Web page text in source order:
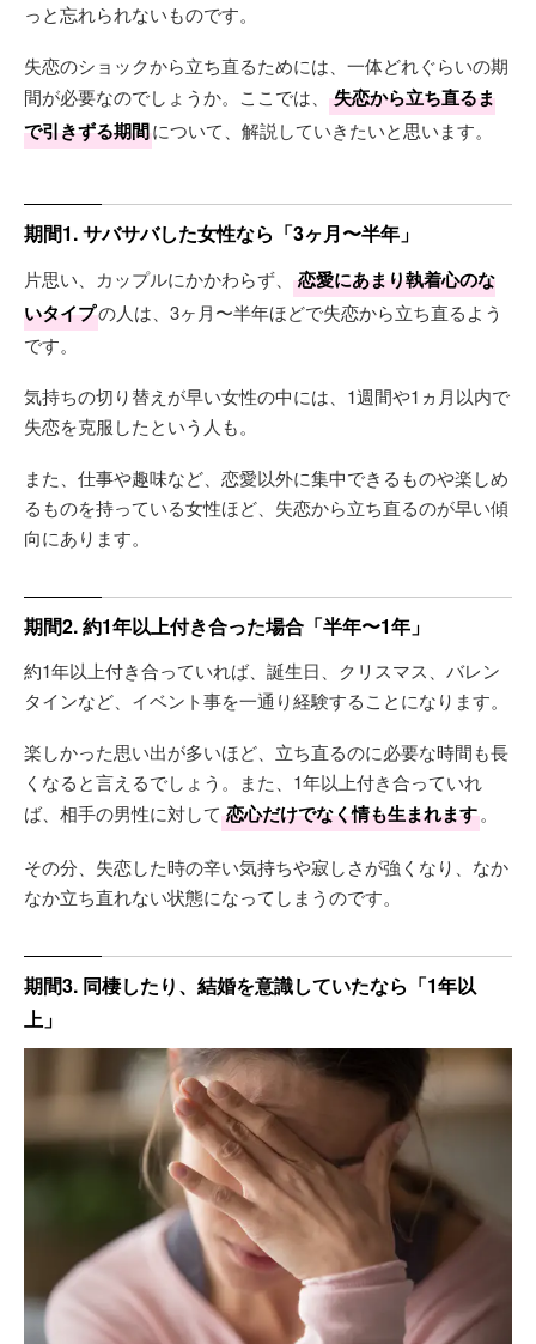
っと忘れられないものです。
失恋のショックから立ち直るためには、一体どれぐらいの期
間が必要なのでしょうか。ここでは、
失恋から立ち直るま
で引きずる期間について、解説していきたいと思います。
期間1. サバサバした女性なら「3ヶ月〜半年」
片思い、カップルにかかわらず、
恋愛にあまり執着心のな
いタイプの人は、3ヶ月〜半年ほどで失恋から立ち直るよう
です。
気持ちの切り替えが早い女性の中には、1週間や1ヵ月以内で
失恋を克服したという人も。
また、仕事や趣味など、恋愛以外に集中できるものや楽しめ
るものを持っている女性ほど、失恋から立ち直るのが早い傾
向にあります。
期間2. 約1年以上付き合った場合「半年〜1年」
約1年以上付き合っていれば、誕生日、クリスマス、バレン
タインなど、イベント事を一通り経験することになります。
楽しかった思い出が多いほど、立ち直るのに必要な時間も長
くなると言えるでしょう。また、1年以上付き合っていれ
ば、相手の男性に対して 恋心だけでなく情も生まれます。
その分、失恋した時の辛い気持ちや寂しさが強くなり、なか
なか立ち直れない状態になってしまうのです。
期間3. 同棲したり、結婚を意識していたなら「1年以
上」